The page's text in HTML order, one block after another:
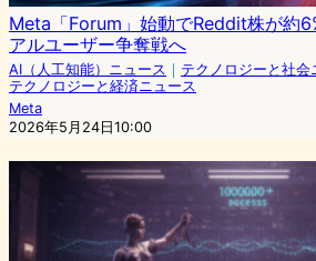
Meta「Forum」始動でReddit株が約
アルユーザー争奪戦へ
AI（人工知能）ニュース ｜ テクノロジーと社会
テクノロジーと経済ニュース
Meta
2026年5月24日10:00